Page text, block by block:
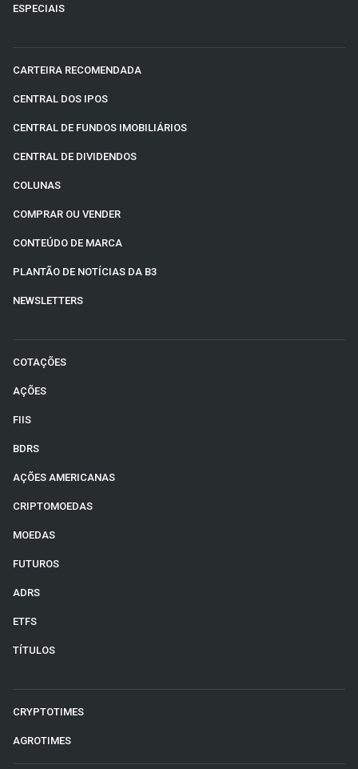
ESPECIAIS
CARTEIRA RECOMENDADA
CENTRAL DOS IPOS
CENTRAL DE FUNDOS IMOBILIÁRIOS
CENTRAL DE DIVIDENDOS
COLUNAS
COMPRAR OU VENDER
CONTEÚDO DE MARCA
PLANTÃO DE NOTÍCIAS DA B3
NEWSLETTERS
COTAÇÕES
AÇÕES
FIIS
BDRS
AÇÕES AMERICANAS
CRIPTOMOEDAS
MOEDAS
FUTUROS
ADRS
ETFS
TÍTULOS
CRYPTOTIMES
AGROTIMES